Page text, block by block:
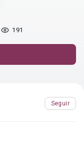
191
Seguir